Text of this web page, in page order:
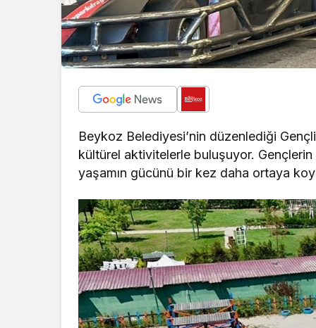
Beykoz Belediyesi’nin düzenlediği
kültürel aktivitelerle buluşuyor.
yaşamın gücünü bir kez daha ortaya